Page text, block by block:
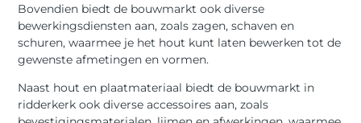
Bovendien biedt de bouwmarkt ook diverse
bewerkingsdiensten aan, zoals zagen, schaven en
schuren, waarmee je het hout kunt laten bewerken tot de
gewenste afmetingen en vormen.
Naast hout en plaatmateriaal biedt de bouwmarkt in
ridderkerk ook diverse accessoires aan, zoals